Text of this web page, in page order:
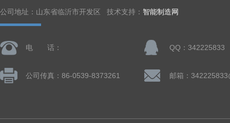
公司地址：山东省临沂市开发区 技术支持： 智能制造网
电 话： QQ：342225833
公司传真：86-0539-8373261 邮箱：